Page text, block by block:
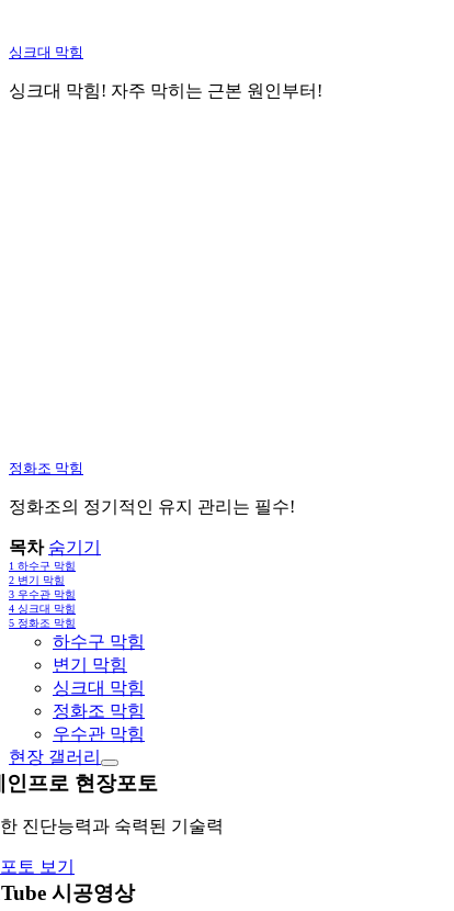
싱크대 막힘
싱크대 막힘! 자주 막히는 근본 원인부터!
정화조 막힘
정화조의 정기적인 유지 관리는 필수!
목차 숨기기
1 하수구 막힘
2 변기 막힘
3 우수관 막힘
4 싱크대 막힘
5 정화조 막힘
하수구 막힘
변기 막힘
싱크대 막힘
정화조 막힘
우수관 막힘
현장 갤러리
인프로 현장포토
진단능력과 숙력된 기술력
토 보기
시공영상